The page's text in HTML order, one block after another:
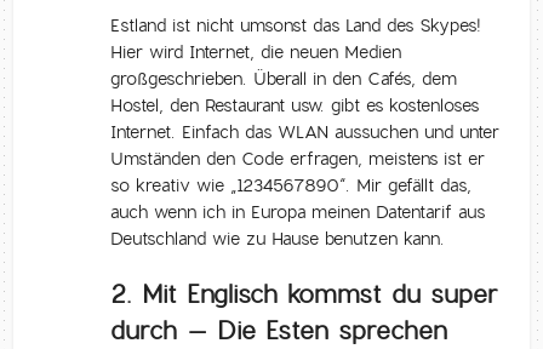
Estland ist nicht umsonst das Land des Skypes!
Hier wird Internet, die neuen Medien
großgeschrieben. Überall in den Cafés, dem
Hostel, den Restaurant usw. gibt es kostenloses
Internet. Einfach das WLAN aussuchen und unter
Umständen den Code erfragen, meistens ist er
so kreativ wie „1234567890“. Mir gefällt das,
auch wenn ich in Europa meinen Datentarif aus
Deutschland wie zu Hause benutzen kann.
2. Mit Englisch kommst du super
durch – Die Esten sprechen